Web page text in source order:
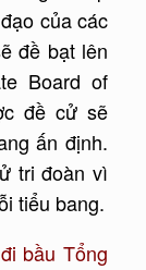
của các
đề bạt lên
Board of
đề cử sẽ
ấn định.
tri đoàn vì
tiểu bang.
bầu Tổng